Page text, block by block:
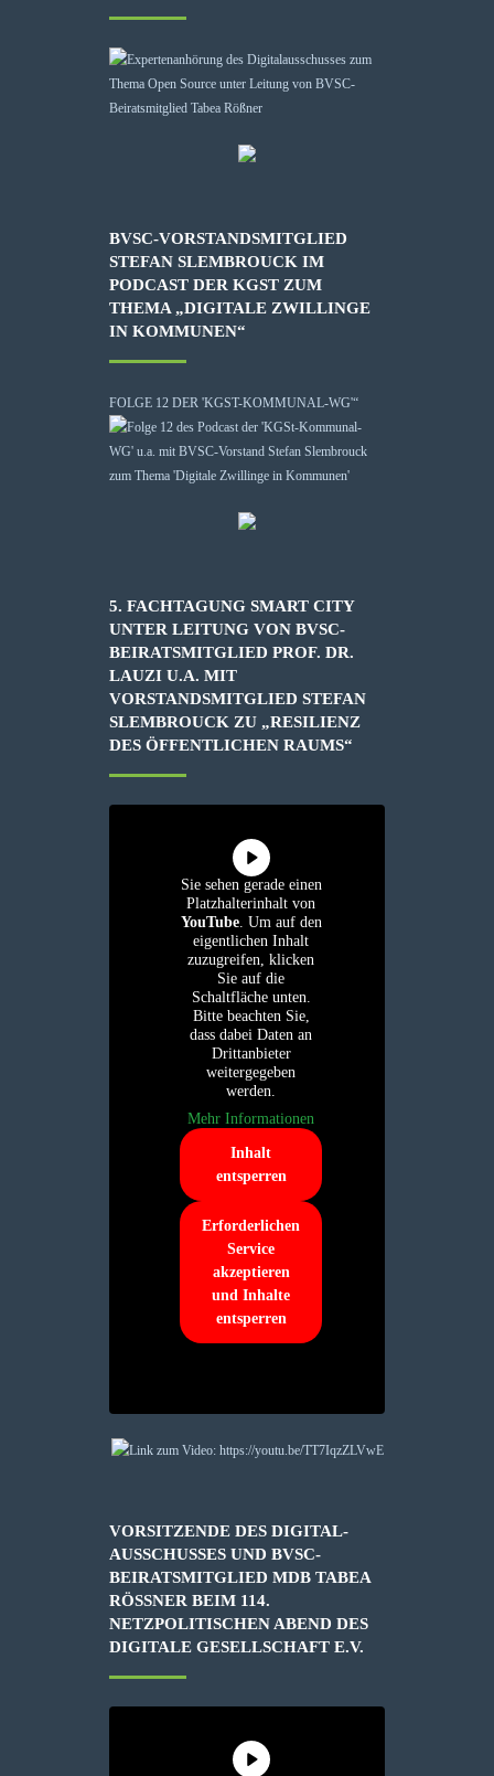
BVSC-VORSTANDSMITGLIED
STEFAN SLEMBROUCK IM
PODCAST DER KGST ZUM
THEMA „DIGITALE ZWILLINGE
IN KOMMUNEN“
FOLGE 12 DER 'KGST-KOMMUNAL-WG'“
5. FACHTAGUNG SMART CITY
UNTER LEITUNG VON BVSC-
BEIRATSMITGLIED PROF. DR.
LAUZI U.A. MIT
VORSTANDSMITGLIED STEFAN
SLEMBROUCK ZU „RESILIENZ
DES ÖFFENTLICHEN RAUMS“
Sie sehen gerade einen
Platzhalterinhalt von
YouTube. Um auf den
eigentlichen Inhalt
zuzugreifen, klicken
Sie auf die
Schaltfläche unten.
Bitte beachten Sie,
dass dabei Daten an
Drittanbieter
weitergegeben
werden.
Mehr Informationen
Inhalt
entsperren
Erforderlichen
Service
akzeptieren
und Inhalte
entsperren
VORSITZENDE DES DIGITAL-
AUSSCHUSSES UND BVSC-
BEIRATSMITGLIED MDB TABEA
RÖSSNER BEIM 114. N
ETZPOLITISCHEN ABEND DES D
IGITALE GESELLSCHAFT E.V.